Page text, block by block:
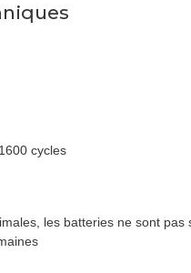
cycles
les batteries ne sont